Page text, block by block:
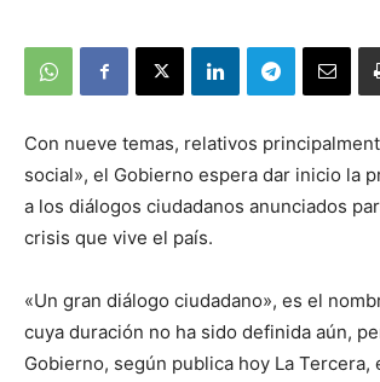
Con nueve temas, relativos
social», el Gobierno espera dar inicio la
a los diálogos ciudadanos anunciados
crisis que vive el país.
«Un gran diálogo ciudadano», es el
cuya duración no ha sido definida aún,
Gobierno, según publica hoy La Tercera,